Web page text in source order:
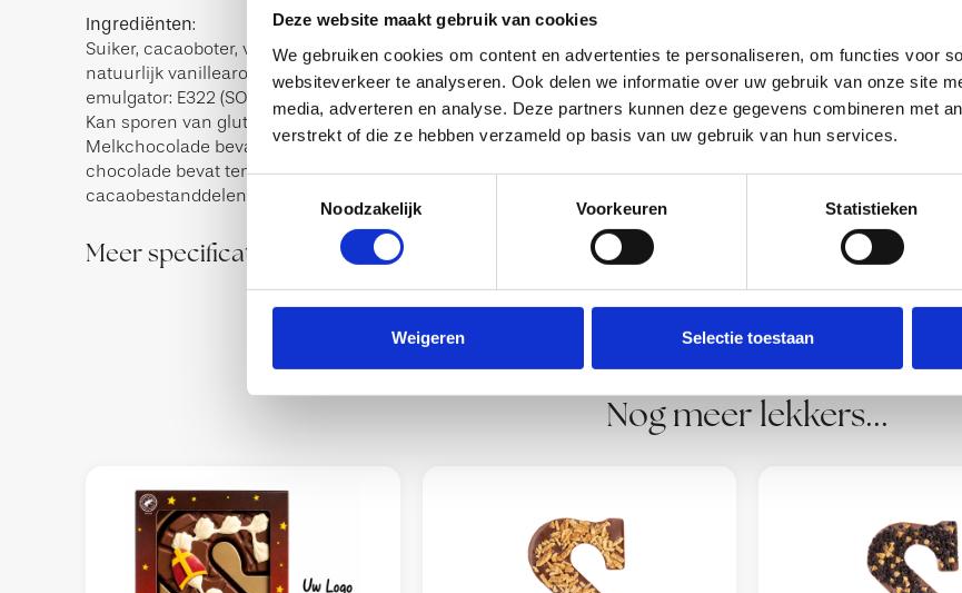
Deze website maakt gebruik van cookies
We gebruiken cookies om content en advertenties te personaliseren, om functies voor
websiteverkeer te analyseren. Ook delen we informatie over uw gebruik van onze site
media, adverteren en analyse. Deze partners kunnen deze gegevens combineren met
verstrekt of die ze hebben verzameld op basis van uw gebruik van hun services.
Noodzakelijk
Voorkeuren Statistieken
Weigeren Selectie toestaan
Ingrediënten:
Suiker, cacaoboter, volle MELKpoeder, cacaomassa, weipoeder (MELK),
natuurlijk vanillearoma,
emulgator: E322 (SOJA), kleurstoffen: E100; E120; E160c.
Kan sporen van gluten, ei, pinda en noten bevatten.
Melkchocolade bevat ten minste 33% cacaobestanddelen. Witte
chocolade bevat ten minste 26%
cacaobestanddelen.
Meer specificaties
Nog meer lekkers...